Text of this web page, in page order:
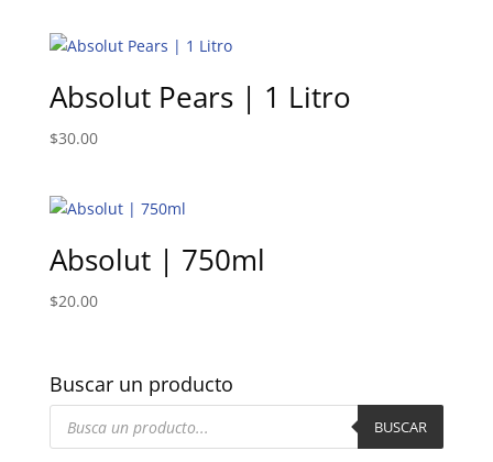
Absolut Pears | 1 Litro
$30.00
Absolut | 750ml
$20.00
Buscar un producto
Búsqueda
productos
BUSCAR